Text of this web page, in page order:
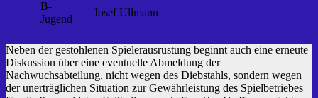
B-
Jugend
Josef Ullmann
Neben der gestohlenen Spielerausrüstung beginnt auch eine erneute
Diskussion über eine eventuelle Abmeldung der
Nachwuchsabteilung, nicht wegen des Diebstahls, sondern wegen
der unerträglichen Situation zur Gewährleistung des Spielbetriebes